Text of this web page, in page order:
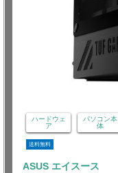
ハードウェ
ア
パソコン本
体
送料無料
ASUS エイスース